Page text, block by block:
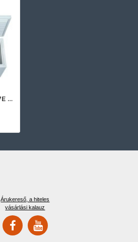
Hausmeister HM4177E Fagyasztóláda
Árukereső, a hiteles
vásárlási kalauz